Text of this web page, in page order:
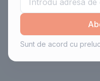
Sunt de acord cu